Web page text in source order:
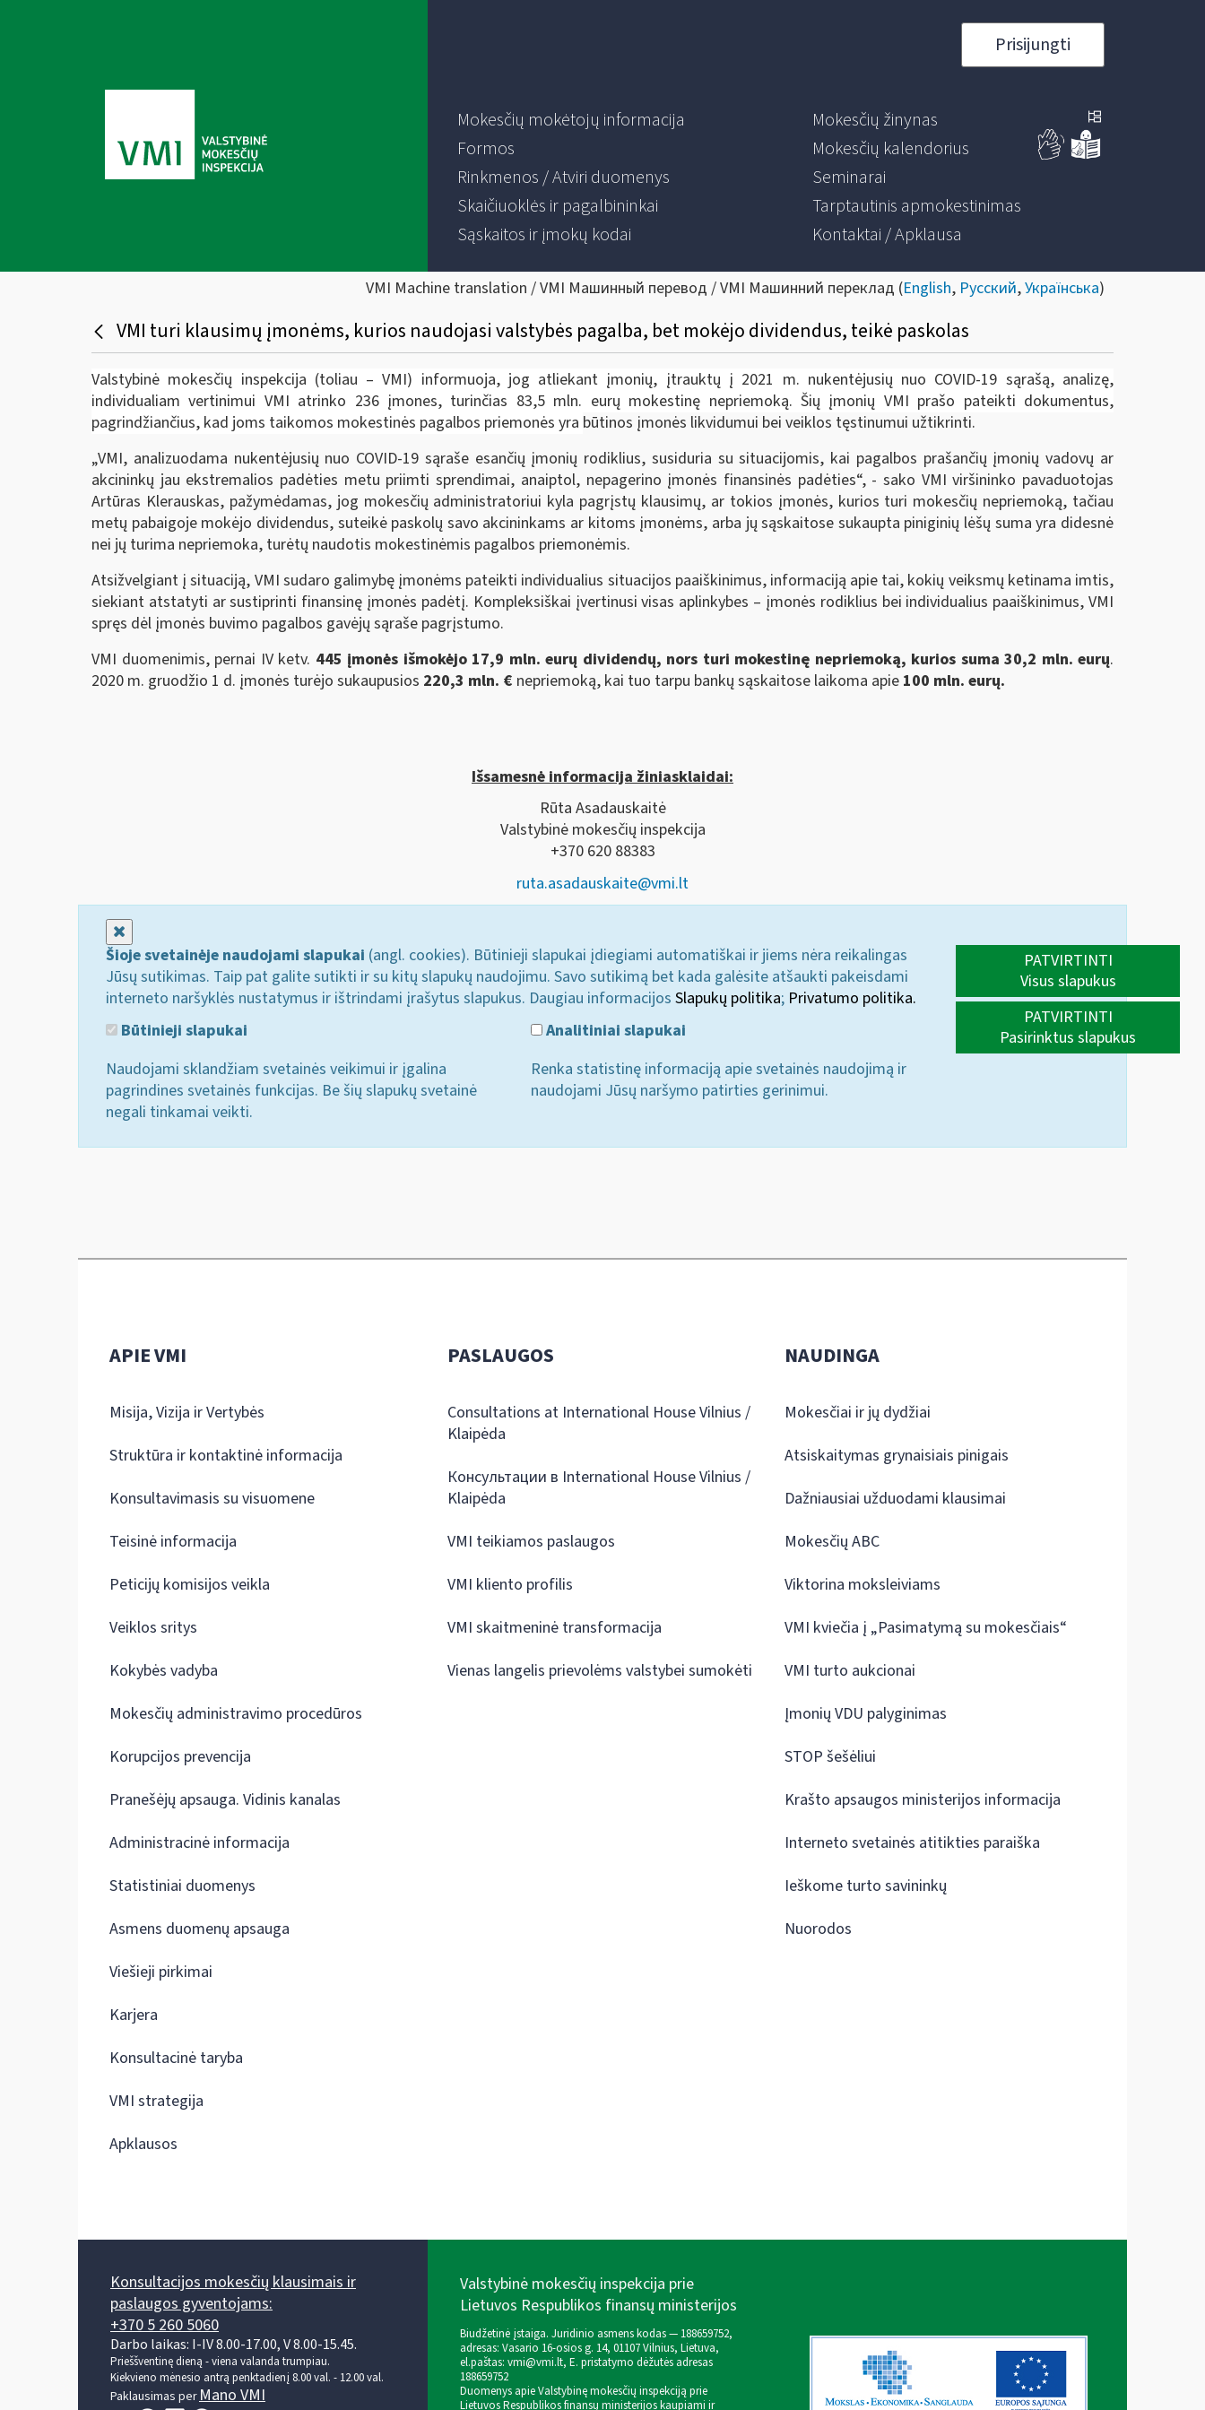
Prisijungti
Mokesčių mokėtojų informacija
Formos
Rinkmenos / Atviri duomenys
Skaičiuoklės ir pagalbininkai
Sąskaitos ir įmokų kodai
Mokesčių žinynas
Mokesčių kalendorius
Seminarai
Tarptautinis apmokestinimas
Kontaktai / Apklausa
VMI Machine translation / VMI Машинный перевод / VMI Машинний переклад (English, Русский,Українська)
VMI turi klausimų įmonėms, kurios naudojasi valstybės pagalba, bet mokėjo dividendus, teikė paskolas
Valstybinė mokesčių inspekcija (toliau – VMI) informuoja, jog atliekant įmonių, įtrauktų į 2021 m. nukentėjusių nuo COVID-19 sąrašą, analizę,
individualiam vertinimui VMI atrinko 236 įmones, turinčias 83,5 mln. eurų mokestinę nepriemoką. Šių įmonių VMI prašo pateikti dokumentus,
pagrindžiančius, kad joms taikomos mokestinės pagalbos priemonės yra būtinos įmonės likvidumui bei veiklos tęstinumui užtikrinti.
„VMI, analizuodama nukentėjusių nuo COVID-19 sąraše esančių įmonių rodiklius, susiduria su situacijomis, kai pagalbos prašančių įmonių vadovų ar
akcininkų jau ekstremalios padėties metu priimti sprendimai, anaiptol, nepagerino įmonės finansinės padėties“, - sako VMI viršininko pavaduotojas
Artūras Klerauskas, pažymėdamas, jog mokesčių administratoriui kyla pagrįstų klausimų, ar tokios įmonės, kurios turi mokesčių nepriemoką, tačiau
metų pabaigoje mokėjo dividendus, suteikė paskolų savo akcininkams ar kitoms įmonėms, arba jų sąskaitose sukaupta piniginių lėšų suma yra didesnė
nei jų turima nepriemoka, turėtų naudotis mokestinėmis pagalbos priemonėmis.
Atsižvelgiant į situaciją, VMI sudaro galimybę įmonėms pateikti individualius situacijos paaiškinimus, informaciją apie tai, kokių veiksmų ketinama imtis,
siekiant atstatyti ar sustiprinti finansinę įmonės padėtį. Kompleksiškai įvertinusi visas aplinkybes – įmonės rodiklius bei individualius paaiškinimus, VMI
spręs dėl įmonės buvimo pagalbos gavėjų sąraše pagrįstumo.
VMI duomenimis, pernai IV ketv. 445 įmonės išmokėjo 17,9 mln. eurų dividendų, nors turi mokestinę nepriemoką, kurios suma 30,2 mln. eurų.
2020 m. gruodžio 1 d. įmonės turėjo sukaupusios 220,3 mln. € nepriemoką, kai tuo tarpu bankų sąskaitose laikoma apie 100 mln. eurų.
Išsamesnė informacija žiniasklaidai:
Rūta Asadauskaitė
Valstybinė mokesčių inspekcija
+370 620 88383
ruta.asadauskaite@vmi.lt
Šioje svetainėje naudojami slapukai (angl. cookies). Būtinieji slapukai įdiegiami automatiškai ir jiems nėra reikalingas
Jūsų sutikimas. Taip pat galite sutikti ir su kitų slapukų naudojimu. Savo sutikimą bet kada galėsite atšaukti pakeisdami
interneto naršyklės nustatymus ir ištrindami įrašytus slapukus. Daugiau informacijos Slapukų politika; Privatumo politika.
Būtinieji slapukai
Naudojami sklandžiam svetainės veikimui ir įgalina
pagrindines svetainės funkcijas. Be šių slapukų svetainė
negali tinkamai veikti.
Analitiniai slapukai
Renka statistinę informaciją apie svetainės naudojimą ir
naudojami Jūsų naršymo patirties gerinimui.
PATVIRTINTI
Visus slapukus
PATVIRTINTI
Pasirinktus slapukus
APIE VMI
Misija, Vizija ir Vertybės
Struktūra ir kontaktinė informacija
Konsultavimasis su visuomene
Teisinė informacija
Peticijų komisijos veikla
Veiklos sritys
Kokybės vadyba
Mokesčių administravimo procedūros
Korupcijos prevencija
Pranešėjų apsauga. Vidinis kanalas
Administracinė informacija
Statistiniai duomenys
Asmens duomenų apsauga
Viešieji pirkimai
Karjera
Konsultacinė taryba
VMI strategija
Apklausos
PASLAUGOS
Consultations at International House Vilnius /
Klaipėda
Консультации в International House Vilnius /
Klaipėda
VMI teikiamos paslaugos
VMI kliento profilis
VMI skaitmeninė transformacija
Vienas langelis prievolėms valstybei sumokėti
NAUDINGA
Mokesčiai ir jų dydžiai
Atsiskaitymas grynaisiais pinigais
Dažniausiai užduodami klausimai
Mokesčių ABC
Viktorina moksleiviams
VMI kviečia į „Pasimatymą su mokesčiais“
VMI turto aukcionai
Įmonių VDU palyginimas
STOP šešėliui
Krašto apsaugos ministerijos informacija
Interneto svetainės atitikties paraiška
Ieškome turto savininkų
Nuorodos
Konsultacijos mokesčių klausimais ir
paslaugos gyventojams:
+370 5 260 5060
Darbo laikas: I-IV 8.00-17.00, V 8.00-15.45.
Prieššventinę dieną - viena valanda trumpiau.
Kiekvieno mėnesio antrą penktadienį 8.00 val. - 12.00 val.
Paklausimas perMano VMI
Valstybinė mokesčių inspekcija prie
Lietuvos Respublikos finansų ministerijos
Biudžetinė įstaiga. Juridinio asmens kodas — 188659752,
adresas: Vasario 16-osios g. 14, 01107 Vilnius, Lietuva,
el.paštas: vmi@vmi.lt, E. pristatymo dėžutės adresas
188659752
Duomenys apie Valstybinę mokesčių inspekciją prie
Lietuvos Respublikos finansų ministerijos kaupiami ir